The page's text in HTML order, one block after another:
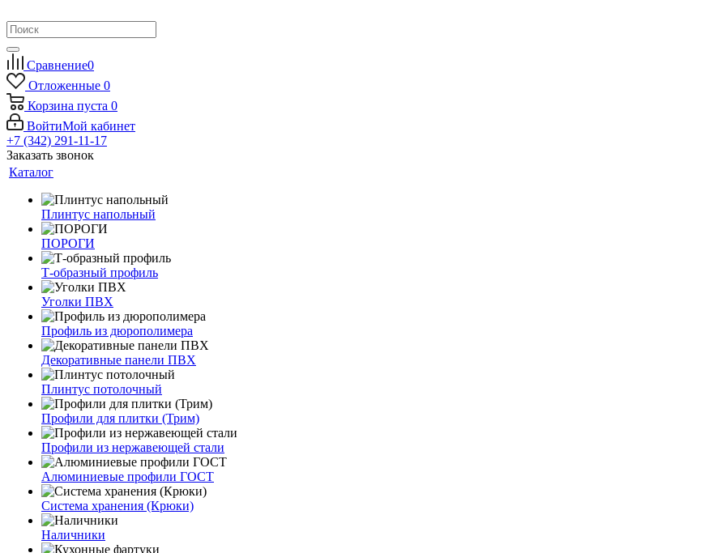
Сравнение0
Отложенные 0
Корзина пуста 0
ВойтиМой кабинет
+7 (342) 291-11-17
Заказать звонок
Каталог
Плинтус напольный
ПОРОГИ
Т-образный профиль
Уголки ПВХ
Профиль из дюрополимера
Декоративные панели ПВХ
Плинтус потолочный
Профили для плитки (Трим)
Профили из нержавеющей стали
Алюминиевые профили ГОСТ
Система хранения (Крюки)
Наличники